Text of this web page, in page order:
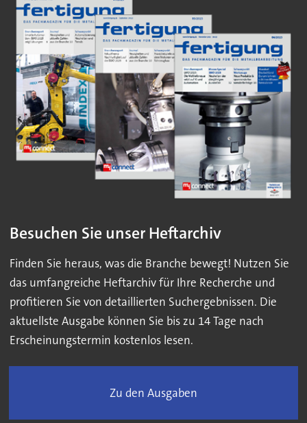
Besuchen Sie unser Heftarchiv
Finden Sie heraus, was die Branche bewegt! Nutzen Sie
das umfangreiche Heftarchiv für Ihre Recherche und
profitieren Sie von detaillierten Suchergebnissen. Die
aktuellste Ausgabe können Sie bis zu 14 Tage nach
Erscheinungstermin kostenlos lesen.
Zu den Ausgaben